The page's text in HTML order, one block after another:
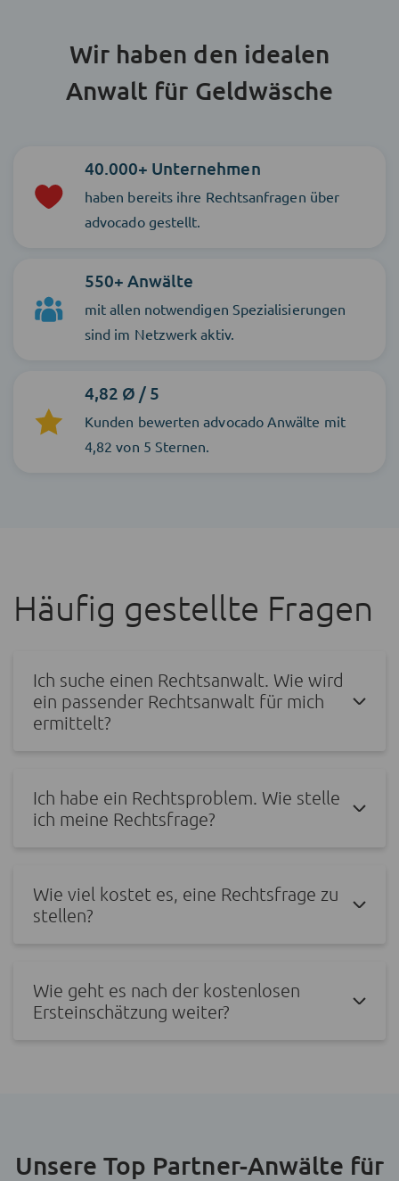
Wir haben den idealen
Anwalt für Geldwäsche
40.000+ Unternehmen
haben bereits ihre Rechtsanfragen über
advocado gestellt.
550+ Anwälte
mit allen notwendigen Spezialisierungen
sind im Netzwerk aktiv.
4,82 Ø / 5
Kunden bewerten advocado Anwälte mit
4,82 von 5 Sternen.
Häufig gestellte Fragen
Ich suche einen Rechtsanwalt. Wie wird
ein passender Rechtsanwalt für mich
ermittelt?
Ich habe ein Rechtsproblem. Wie stelle
ich meine Rechtsfrage?
Wie viel kostet es, eine Rechtsfrage zu
stellen?
Wie geht es nach der kostenlosen
Ersteinschätzung weiter?
Unsere Top Partner-Anwälte für